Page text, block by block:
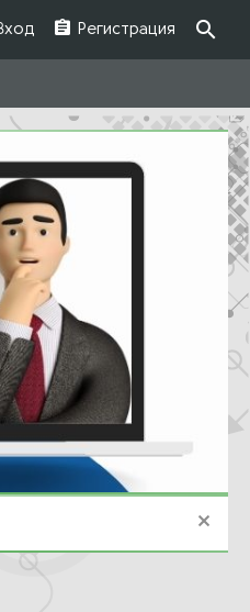
Регистрация